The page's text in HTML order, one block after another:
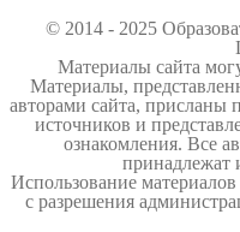
© 2014 - 2025
Материалы сайта
Материалы,
авторами сайта, присланы
источников и
ознакомления. Все
принадлежат
Использование
с разрешения